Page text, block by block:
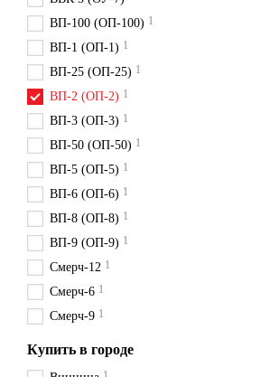
ВП-100 (ОП-100) 1
ВП-1 (ОП-1) 1
ВП-25 (ОП-25) 1
ВП-2 (ОП-2) 1
ВП-3 (ОП-3) 1
ВП-50 (ОП-50) 1
ВП-5 (ОП-5) 1
ВП-6 (ОП-6) 1
ВП-8 (ОП-8) 1
ВП-9 (ОП-9) 1
Смерч-12 1
Смерч-6 1
Смерч-9 1
Купить в городе